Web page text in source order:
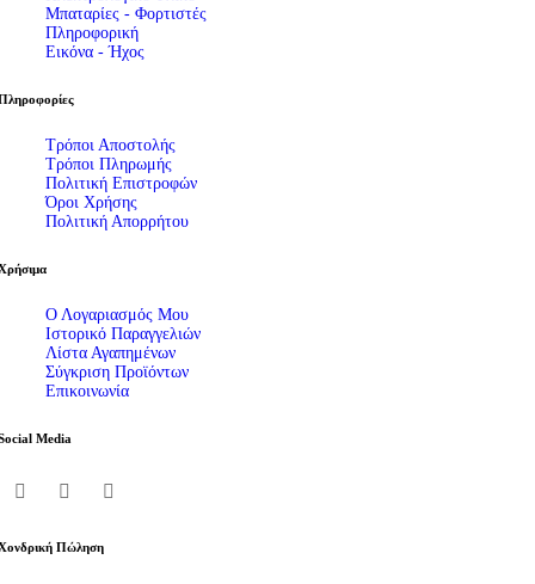
Μπαταρίες - Φορτιστές
Πληροφορική
Εικόνα - Ήχος
Τρόποι Αποστολής
Τρόποι Πληρωμής
Πολιτική Επιστροφών
Όροι Χρήσης
Πολιτική Απορρήτου
Ο Λογαριασμός Μου
Ιστορικό Παραγγελιών
Λίστα Αγαπημένων
Σύγκριση Προϊόντων
Επικοινωνία
Media
Πώληση